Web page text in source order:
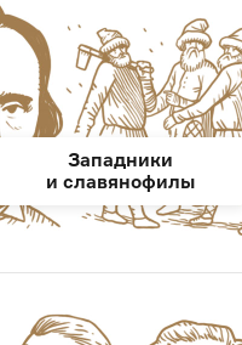
Западники
и славянофилы